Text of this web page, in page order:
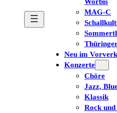
MAG-C
Neu im
Konzerte
Chöre
Jazz,
Klassik
Rock und